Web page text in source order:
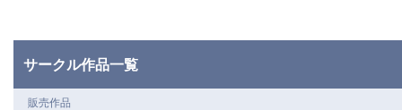
サークル作品一覧
販売作品